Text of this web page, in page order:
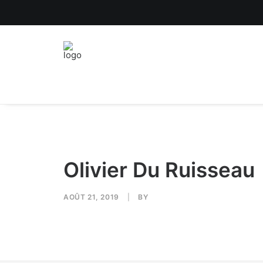
Olivier Du Ruisseau
AOÛT 21, 2019 BY